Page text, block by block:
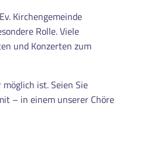
Kirchengemeinde
Rolle. Viele
und Konzerten zum
ist. Seien Sie
– in einem unserer Chöre